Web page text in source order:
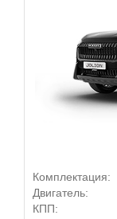
Комплектация:
Двигатель:
КПП: